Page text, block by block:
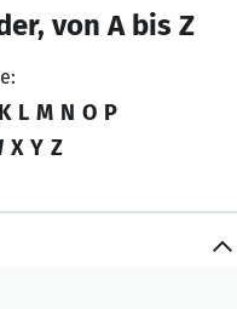
von A bis Z
K L M N O P
X Y Z